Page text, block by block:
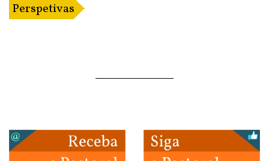
Perspetivas